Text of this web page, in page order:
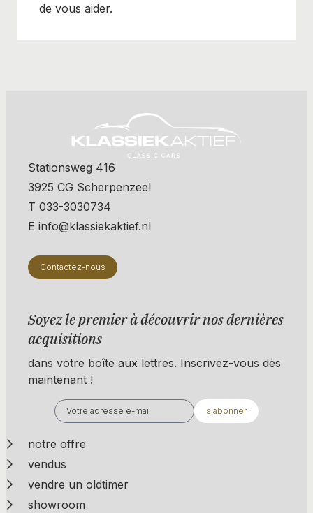
de vous aider.
Stationsweg 416
3925 CG Scherpenzeel
T 033-3030734
E info@klassiekaktief.nl
Contactez-nous
Soyez le premier à découvrir nos dernières
acquisitions
dans votre boîte aux lettres. Inscrivez-vous dès
maintenant !
s'abonner
notre offre
vendus
vendre un oldtimer
showroom